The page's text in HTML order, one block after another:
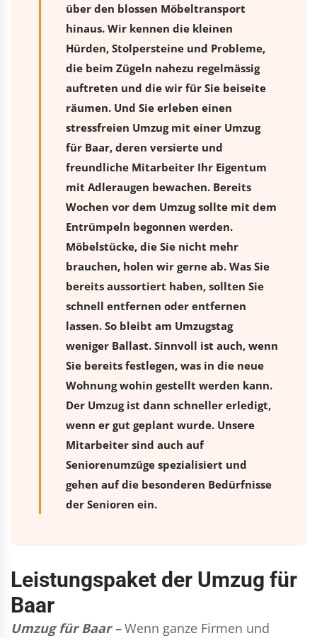
über den blossen Möbeltransport
hinaus. Wir kennen die kleinen
Hürden, Stolpersteine und Probleme,
die beim Zügeln nahezu regelmässig
auftreten und die wir für Sie beiseite
räumen. Und Sie erleben einen
stressfreien Umzugmit einer Umzug
für Baar, deren versierte und
freundliche Mitarbeiter Ihr Eigentum
mit Adleraugen bewachen. Bereits
Wochen vor dem Umzug sollte mit dem
Entrümpeln begonnen werden.
Möbelstücke, die Sie nicht mehr
brauchen, holen wir gerne ab. Was Sie
bereits aussortiert haben, sollten Sie
schnell entfernen oder entfernen
lassen. So bleibt am Umzugstag
weniger Ballast. Sinnvoll ist auch, wenn
Sie bereits festlegen, was in die neue
Wohnung wohin gestellt werden kann.
Der Umzug ist dann schneller erledigt,
wenn er gut geplant wurde. Unsere
Mitarbeiter sind auch auf
Seniorenumzüge spezialisiert und
gehen auf die besonderen Bedürfnisse
der Senioren ein.
Leistungspaket der Umzug für
Baar
Umzug für Baar – Wenn ganze Firmen und